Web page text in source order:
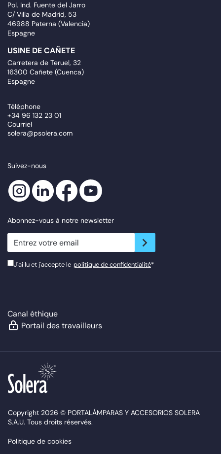
Pol. Ind. Fuente del Jarro
C/ Villa de Madrid, 53
46988 Paterna (Valencia)
Espagne
USINE DE CAÑETE
Carretera de Teruel, 32
16300 Cañete (Cuenca)
Espagne
Téléphone
+34 96 132 23 01
Courriel
solera@psolera.com
Suivez-nous
Abonnez-vous à notre newsletter
newsletter.suscribe
J'ai lu et j'accepte le politique de confidentialité*
Canal éthique
Portail des travailleurs
Copyright 2026 © PORTALÁMPARAS Y ACCESORIOS SOLERA
S.A.U. Tous droits réservés.
Politique de cookies